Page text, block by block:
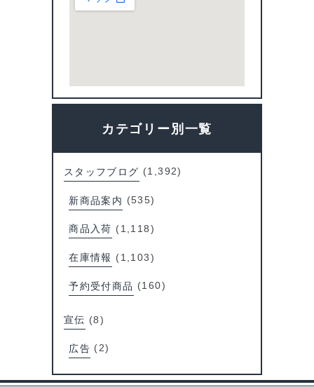
カテゴリー別一覧
スタッフブログ (1,392)
新商品案内 (535)
商品入荷 (1,118)
在庫情報 (1,103)
予約受付商品 (160)
宣伝 (8)
広告 (2)